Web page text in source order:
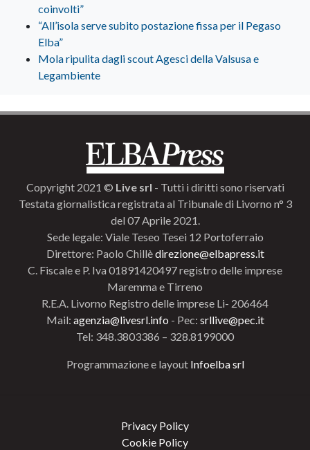
coinvolti”
“All’isola serve subito postazione fissa per il Pegaso
Elba”
Mola ripulita dagli scout Agesci della Valsusa e
Legambiente
Copyright 2021 © Live srl - Tutti i diritti sono riservati
Testata giornalistica registrata al Tribunale di Livorno n° 3
del 07 Aprile 2021.
Sede legale: Viale Teseo Tesei 12 Portoferraio
Direttore: Paolo Chillèdirezione@elbapress.it
C. Fiscale e P. Iva 01891420497 registro delle imprese
Maremma e Tirreno
R.E.A. Livorno Registro delle imprese Li- 206464
Mail: agenzia@livesrl.info - Pec: srllive@pec.it
Tel: 348.3803386 – 328.8199000
Programmazione e layout Infoelba srl
Privacy Policy
Cookie Policy